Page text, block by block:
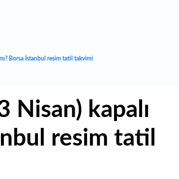
Borsa İstanbul resim tatil takvimi
Nisan) kapalı
resim tatil